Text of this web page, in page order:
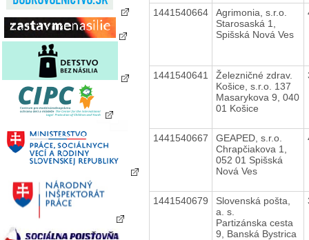
1441540664
Agrimonia, s.r.o.
Starosaská 1,
Spišská Nová Ves
1441540641
Železničné zdrav.
Košice, s.r.o. 137
Masarykova 9, 040
01 Košice
1441540667
GEAPED, s.r.o.
Chrapčiakova 1,
052 01 Spišská
Nová Ves
1441540679
Slovenská pošta,
a. s.
Partizánska cesta
9, Banská Bystrica